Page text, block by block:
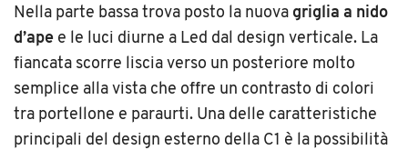
Nella parte bassa trova posto la nuova griglia a nido
d’ape e le luci diurne a Led dal design verticale. La
fiancata scorre liscia verso un posteriore molto
semplice alla vista che offre un contrasto di colori
tra portellone e paraurti. Una delle caratteristiche
principali del design esterno della C1 è la possibilità